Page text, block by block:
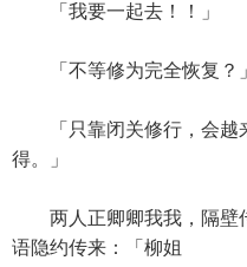
「我要一起去！！」
「不等修为完全恢复？」
「只靠闭关修行，会越
得。」
两人正卿卿我我，隔壁
语隐约传来：「柳姐